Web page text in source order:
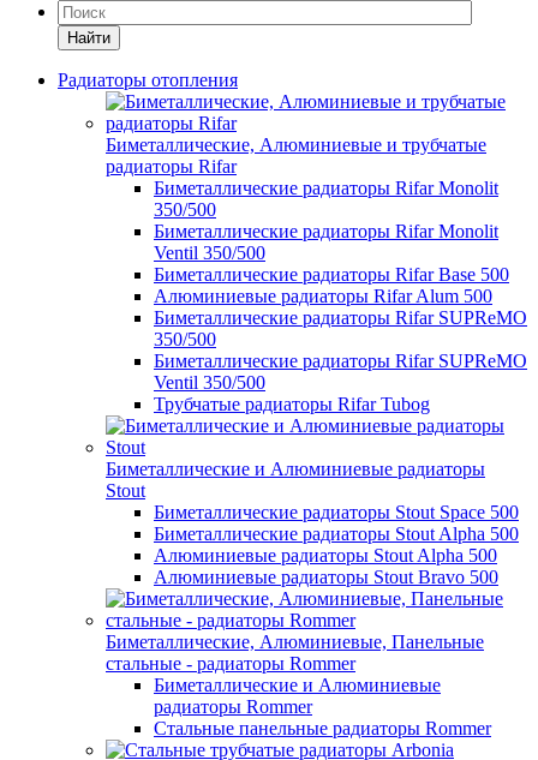
Найти
Радиаторы отопления
Биметаллические, Алюминиевые и трубчатые
радиаторы Rifar
Биметаллические радиаторы Rifar Monolit
350/500
Биметаллические радиаторы Rifar Monolit
Ventil 350/500
Биметаллические радиаторы Rifar Base 500
Алюминиевые радиаторы Rifar Alum 500
Биметаллические радиаторы Rifar SUPReMO
350/500
Биметаллические радиаторы Rifar SUPReMO
Ventil 350/500
Трубчатые радиаторы Rifar Tubog
Биметаллические и Алюминиевые радиаторы
Stout
Биметаллические радиаторы Stout Space 500
Биметаллические радиаторы Stout Alpha 500
Алюминиевые радиаторы Stout Alpha 500
Алюминиевые радиаторы Stout Bravo 500
Биметаллические, Алюминиевые, Панельные
стальные - радиаторы Rommer
Биметаллические и Алюминиевые
радиаторы Rommer
Стальные панельные радиаторы Rommer